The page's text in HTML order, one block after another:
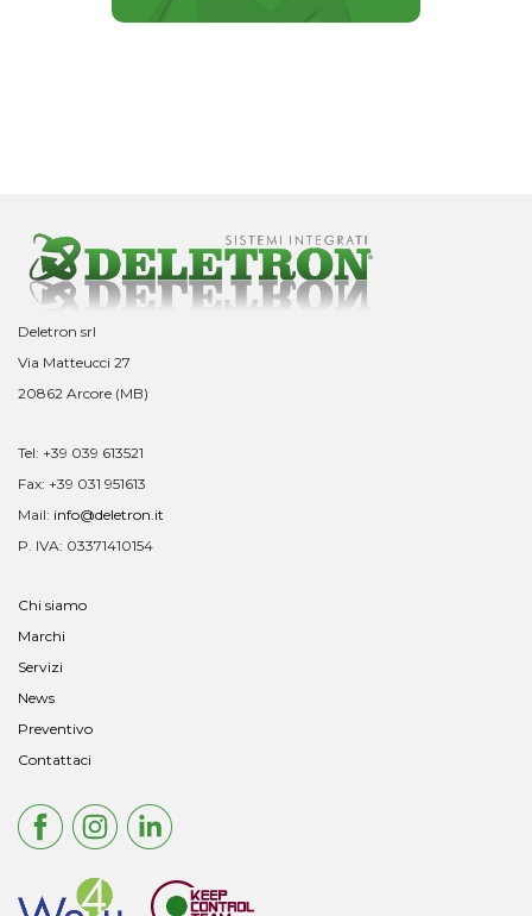
Deletron srl
Via Matteucci 27
20862 Arcore (MB)
Tel: +39 039 613521
Fax: +39 031 951613
Mail: info@deletron.it
P. IVA: 03371410154
Chi siamo
Marchi
Servizi
News
Preventivo
Contattaci